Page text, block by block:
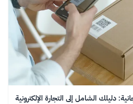
دليلك الشامل إلى التجارة الإلكترونية